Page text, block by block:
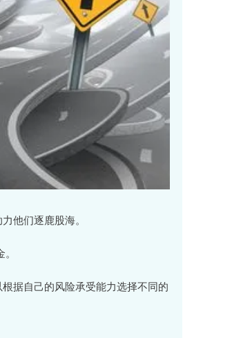
他们逐鹿股海。
据自己的风险承受能力选择不同的